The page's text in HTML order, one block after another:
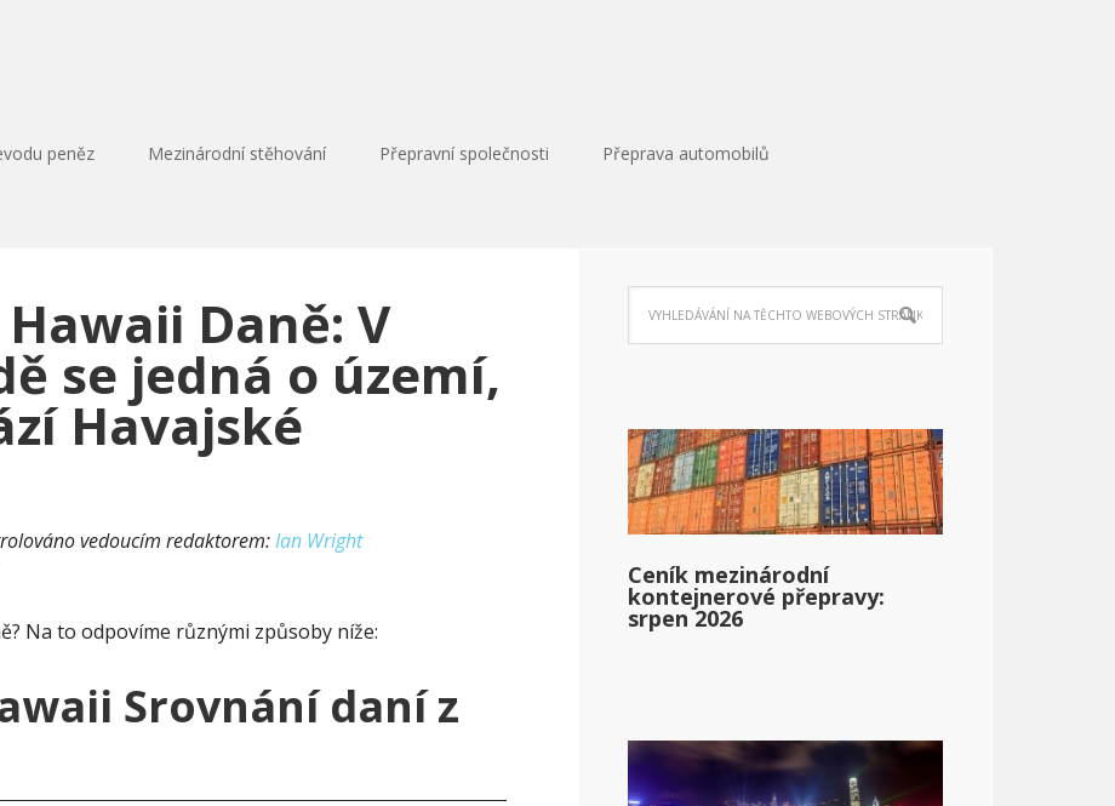
peněz Mezinárodní stěhování Přepravní společnosti Přeprava automobilů
Daně: V
se jedná o území,
Havajské
vedoucím redaktorem:Ian Wright
Na to odpovíme různými způsoby níže:
Srovnání daní z
Ceník mezinárodní
kontejnerové přepravy:
srpen 2026